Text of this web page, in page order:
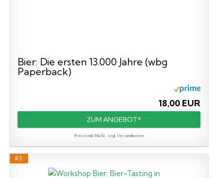
Bier: Die ersten 13.000 Jahre (wbg
Paperback)
18,00 EUR
ZUM ANGEBOT*
Preise inkl. MwSt., zzgl. Versandkosten
#3: